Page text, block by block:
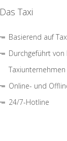
Das Taxi
Basierend auf
Durchgeführt von
Taxiunternehmen
Online- und
24/7-Hotline